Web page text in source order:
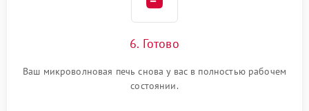
6. Готово
Ваш микроволновая печь снова у вас в полностью рабочем
состоянии.